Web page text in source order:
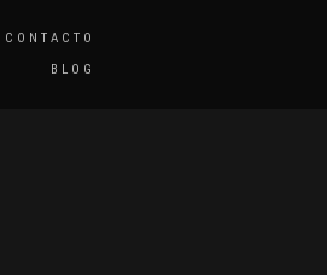
CONTACTO
BLOG